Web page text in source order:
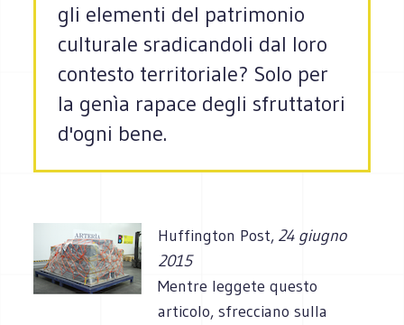
gli elementi del patrimonio
culturale sradicandoli dal loro
contesto territoriale? Solo per
la genìa rapace degli sfruttatori
d'ogni bene.
Huffington Post, 24 giugno
2015
Mentre leggete questo
articolo, sfrecciano sulla